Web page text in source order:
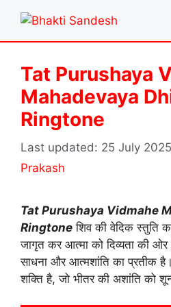
content
Tat Purushaya
Mahadevaya
Ringtone
25 July 2025
Prakash
Tat Purushaya Vidmahe
Ringtone शिव की वेदिक स्तुति
जागृत कर आत्मा को दिव्यता की
साधना और आत्मशांति का प्रतीक
शक्ति है, जो भीतर की अशांति को